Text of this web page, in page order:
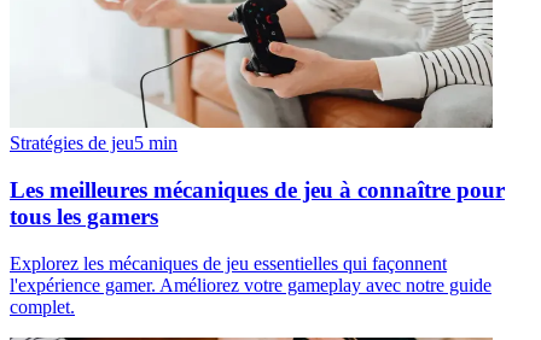
Stratégies de jeu5 min
Les meilleures mécaniques de jeu à connaître pour
tous les gamers
Explorez les mécaniques de jeu essentielles qui façonnent
l'expérience gamer. Améliorez votre gameplay avec notre guide
complet.